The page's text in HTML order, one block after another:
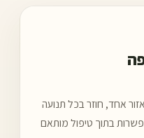
אחד, חוזר בכל תנועה
בתוך טיפול מותאם